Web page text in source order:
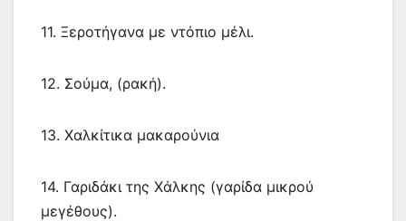
11. Ξεροτήγανα με ντόπιο μέλι.
12. Σούμα, (ρακή).
13. Χαλκίτικα μακαρούνια
14. Γαριδάκι της Χάλκης (γαρίδα μικρού
μεγέθους).